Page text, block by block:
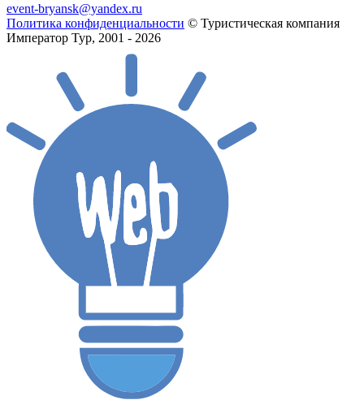
event-bryansk@yandex.ru
Политика конфиденциальности © Туристическая компания
Император Тур, 2001 - 2026